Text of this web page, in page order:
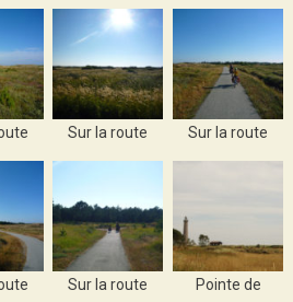
Sur la route Sur la route
Sur la route
Pointe de